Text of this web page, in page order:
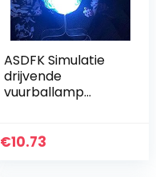
ASDFK Simulatie
drijvende
vuurballamp
draagbare stand
€10.73